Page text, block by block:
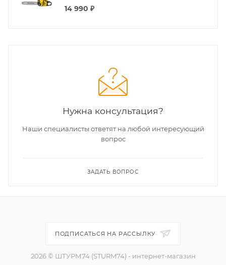
14 990 ₽
Нужна консультация?
Наши специалисты ответят на любой интересующий
вопрос
ЗАДАТЬ ВОПРОС
ПОДПИСАТЬСЯ НА РАССЫЛКУ
2026 © ШТУРМ74 (STURM74) - интернет-магазин